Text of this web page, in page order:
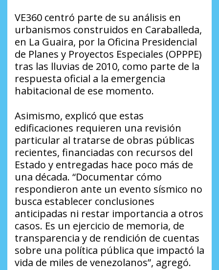
VE360 centró parte de su análisis en
urbanismos construidos en Caraballeda,
en La Guaira, por la Oficina Presidencial
de Planes y Proyectos Especiales (OPPPE)
tras las lluvias de 2010, como parte de la
respuesta oficial a la emergencia
habitacional de ese momento.
Asimismo, explicó que estas
edificaciones requieren una revisión
particular al tratarse de obras públicas
recientes, financiadas con recursos del
Estado y entregadas hace poco más de
una década. “Documentar cómo
respondieron ante un evento sísmico no
busca establecer conclusiones
anticipadas ni restar importancia a otros
casos. Es un ejercicio de memoria, de
transparencia y de rendición de cuentas
sobre una política pública que impactó la
vida de miles de venezolanos”, agregó.